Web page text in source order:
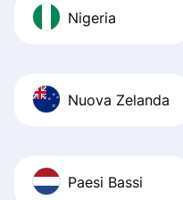
Nigeria
Nuova Zelanda
Paesi Bassi